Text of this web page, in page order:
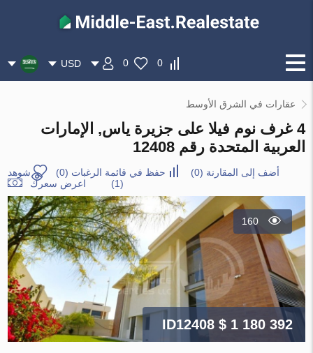
0
0
USD
عقارات في الشرق الأوسط
4 غرف نوم فيلا على جزيرة ياس, الإمارات
العربية المتحدة رقم 12408
أضف إلى المقارنة (
0
) حفظ في قائمة الرغبات (
0
)
شوهد
(1)
اعرض سعرك
160
ID12408$ 1 180 392